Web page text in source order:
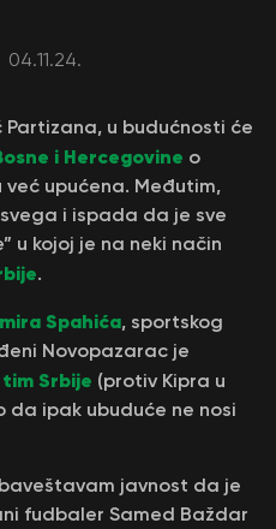
04.11.24.
Partizana, u budućnosti će
i Hercegovine o
upućena. Međutim,
i ispada da je sve
u kojoj je na neki način
.
Spahića, sportskog
Novopazarac je
tim Srbije (protiv Kipra u
ipak ubuduće ne nosi
javnost da je
fudbaler Samed Baždar